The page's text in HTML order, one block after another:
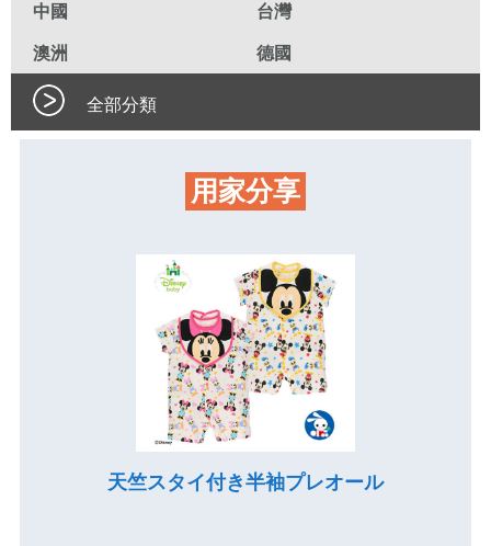
中國 台灣
澳洲 德國
全部分類
用家分享
天竺スタイ付き半袖プレオール